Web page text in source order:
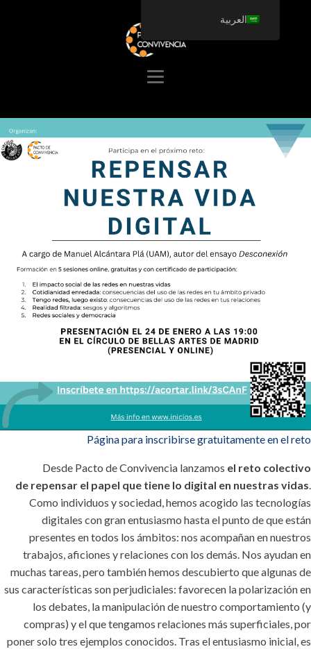
Página para inscribirse gratuitamente en el reto
Desde Pacto de Convivencia lanzamos el reto colectivo
de repensar el papel que tiene lo digital en nuestras vidas.
Como individuos y sociedad, hemos acogido las tecnologías
digitales con gran entusiasmo hasta el punto de que están
presentes en todos los ámbitos: nos acompañan en nuestros
trabajos, aficiones y relaciones con los demás. Nos ayudan en
muchas tareas, pero también hemos descubierto que algunas de
sus características son perjudiciales: favorecen la polarización en
los debates, la manipulación de nuestro comportamiento (y
compras) y el que tengamos relaciones más superficiales, por
poner solo tres ejemplos conocidos. Tras el entusiasmo inicial, es
العربية